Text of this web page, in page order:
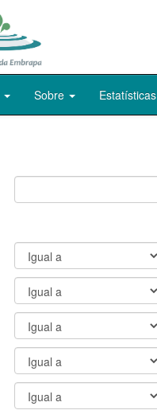
Sobre Estatísticas